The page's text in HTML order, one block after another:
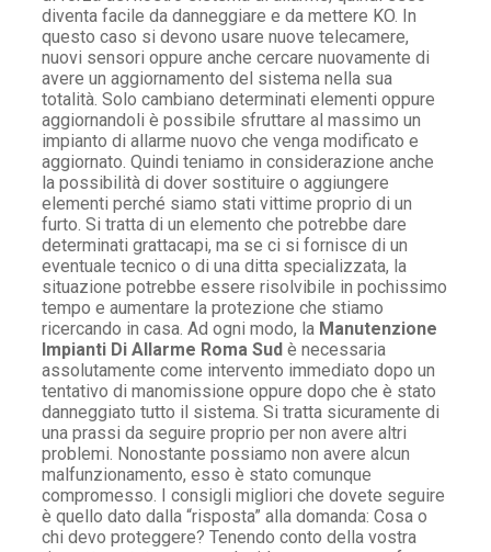
diventa facile da danneggiare e da mettere KO. In
questo caso si devono usare nuove telecamere,
nuovi sensori oppure anche cercare nuovamente di
avere un aggiornamento del sistema nella sua
totalità. Solo cambiano determinati elementi oppure
aggiornandoli è possibile sfruttare al massimo un
impianto di allarme nuovo che venga modificato e
aggiornato. Quindi teniamo in considerazione anche
la possibilità di dover sostituire o aggiungere
elementi perché siamo stati vittime proprio di un
furto. Si tratta di un elemento che potrebbe dare
determinati grattacapi, ma se ci si fornisce di un
eventuale tecnico o di una ditta specializzata, la
situazione potrebbe essere risolvibile in pochissimo
tempo e aumentare la protezione che stiamo
ricercando in casa. Ad ogni modo, la Manutenzione
Impianti Di Allarme Roma Sud è necessaria
assolutamente come intervento immediato dopo un
tentativo di manomissione oppure dopo che è stato
danneggiato tutto il sistema. Si tratta sicuramente di
una prassi da seguire proprio per non avere altri
problemi. Nonostante possiamo non avere alcun
malfunzionamento, esso è stato comunque
compromesso. I consigli migliori che dovete seguire
è quello dato dalla “risposta” alla domanda: Cosa o
chi devo proteggere? Tenendo conto della vostra